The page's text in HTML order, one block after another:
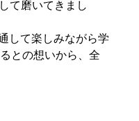
て磨いてきまし
して楽しみながら学
との想いから、全